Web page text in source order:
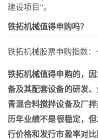
建设项目”。
铁拓机械值得申购吗？
铁拓机械股票申购指数
铁拓机械值得申购的，
备及其配套设备的研发
青混合料搅拌设备及厂
历年业绩不是很稳定，
行价格和发行市盈率对